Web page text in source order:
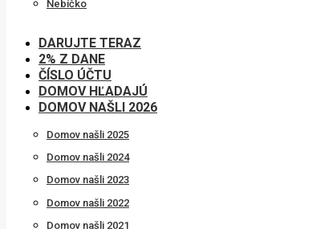
Nebíčko
DARUJTE TERAZ
2% Z DANE
ČÍSLO ÚČTU
DOMOV HĽADAJÚ
DOMOV NAŠLI 2026
Domov našli 2025
Domov našli 2024
Domov našli 2023
Domov našli 2022
Domov našli 2021